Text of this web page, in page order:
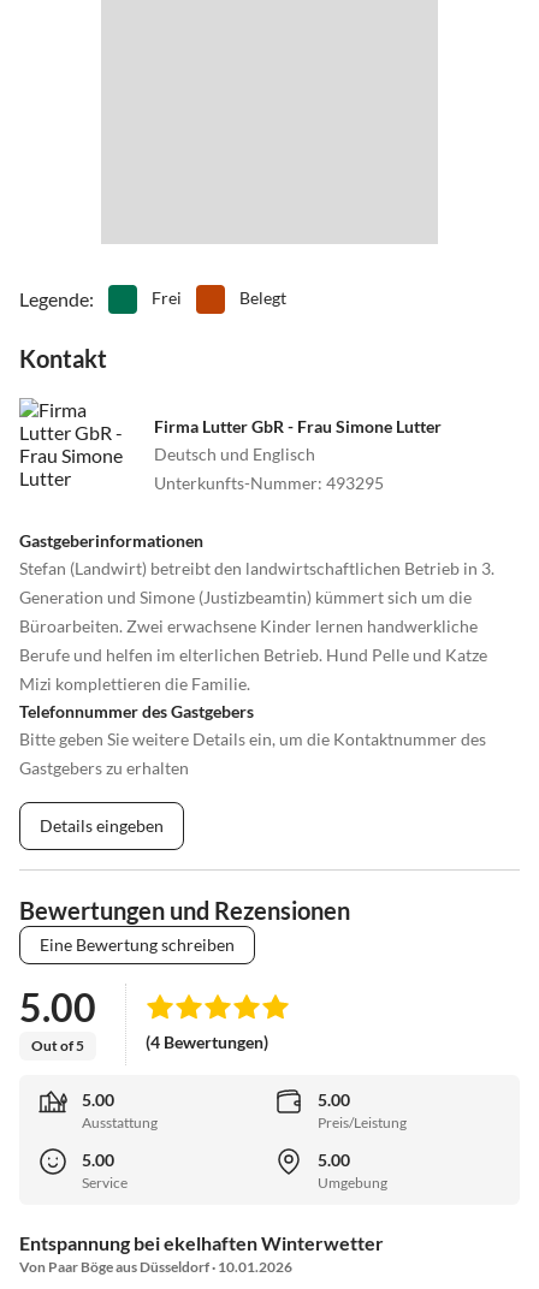
Legende: Frei Belegt
Kontakt
Firma Lutter GbR - Frau Simone Lutter
Deutsch und Englisch
Unterkunfts-Nummer: 493295
Gastgeberinformationen
Stefan (Landwirt) betreibt den landwirtschaftlichen Betrieb in 3.
Generation und Simone (Justizbeamtin) kümmert sich um die
Büroarbeiten. Zwei erwachsene Kinder lernen handwerkliche
Berufe und helfen im elterlichen Betrieb. Hund Pelle und Katze
Mizi komplettieren die Familie.
Telefonnummer des Gastgebers
Bitte geben Sie weitere Details ein, um die Kontaktnummer des
Gastgebers zu erhalten
Details eingeben
Bewertungen und Rezensionen
Eine Bewertung schreiben
5.00
Out of 5 (4 Bewertungen)
5.00
Ausstattung
5.00
Preis/Leistung
5.00
Service
5.00
Umgebung
Entspannung bei ekelhaften Winterwetter
Von Paar Böge aus Düsseldorf · 10.01.2026